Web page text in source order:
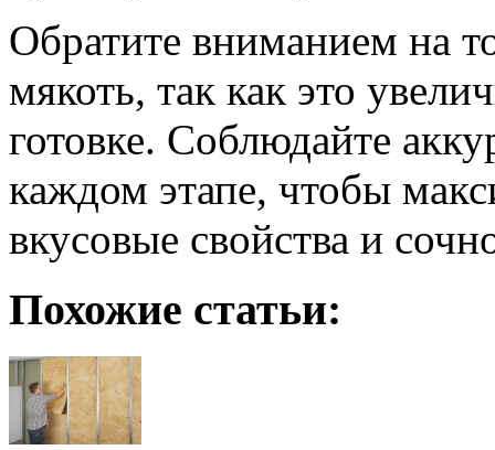
Обратите вниманием на
мякоть, так как это
готовке. Соблюдайте
каждом этапе, чтобы
вкусовые свойства и
Похожие статьи: